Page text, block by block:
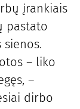
įrankiais
pastato
– liko
–
dirbo